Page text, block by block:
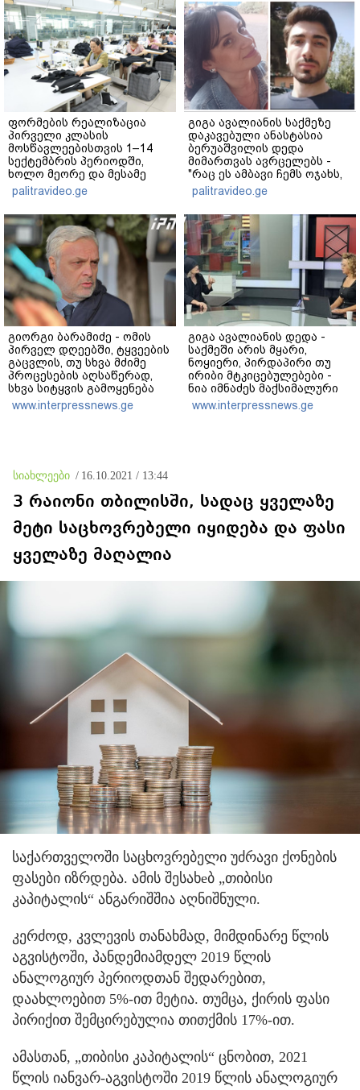
ფორმების რეალიზაცია
პირველი კლასის
მოსწავლეებისთვის 1–14
სექტემბრის პერიოდში,
ხოლო მეორე და მესამე
ეტაპებზე...
palitravideo.ge
გიგა ავალიანის საქმეზე
დაკავებული ანასტასია
ბერუაშვილის დედა
მიმართვას ავრცელებს -
"რაც ეს ამბავი ჩემს ოჯახს,
ჩემს ანასტასიას გადახდა
თავს, მის მერე მე მე არ
ვარ"
palitravideo.ge
გიორგი ბარამიძე - ომის
პირველ დღეებში, ტყვეების
გაცვლის, თუ სხვა მძიმე
პროცესების აღსაწერად,
სხვა სიტყვის გამოყენება
აჯობებდა - არასდროს
მითქვამს, რომ ჩვენები
ფაქტი ვიცი
www.interpressnews.ge
გიგა ავალიანის დედა -
საქმეში არის მყარი,
ნოყიერი, პირდაპირი თუ
ირიბი მტკიცებულებები -
ნია იმნაძეს მაქსიმალური
სასჯელი მიესჯება - ჩვენ
ნია იმნაძეს არ ვედავებით
www.interpressnews.ge
სიახლეები / 16.10.2021 / 13:44
3 რაიონი თბილისში, სადაც ყველაზე
მეტი საცხოვრებელი იყიდება და ფასი
ყველაზე მაღალია
საქართველოში საცხოვრებელი უძრავი ქონების
ფასები იზრდება. ამის შესახeბ „თიბისი
კაპიტალის“ ანგარიშშია აღნიშნული.
კერძოდ, კვლევის თანახმად, მიმდინარე წლის
აგვისტოში, პანდემიამდელ 2019 წლის
ანალოგიურ პერიოდთან შედარებით,
დაახლოებით 5%-ით მეტია. თუმცა, ქირის ფასი
პირიქით შემცირებულია თითქმის 17%-ით.
ამასთან, „თიბისი კაპიტალის“ ცნობით, 2021
წლის იანვარ-აგვისტოში 2019 წლის ანალოგიურ